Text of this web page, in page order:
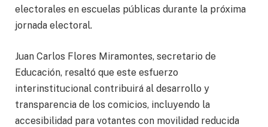
electorales en escuelas públicas durante la próxima
jornada electoral.
Juan Carlos Flores Miramontes, secretario de
Educación, resaltó que este esfuerzo
interinstitucional contribuirá al desarrollo y
transparencia de los comicios, incluyendo la
accesibilidad para votantes con movilidad reducida